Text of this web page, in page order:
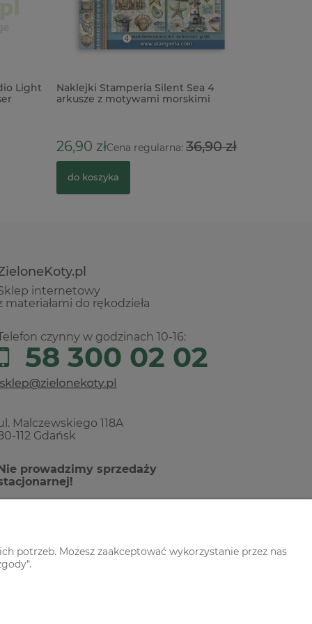
Light
Naklejki Stamperia Silent Sea 4
arkusze z motywami morskimi
26,90 złCena regularna:36,90 zł
do koszyka
internetowy
materiałami do rękodzieła
czynny w godzinach 10-16:
58 300 02 02
Malczewskiego 118A
112 Gdańsk
prowadzimy sprzedaży
potrzeb. Możesz zaakceptować wykorzystanie przez nas